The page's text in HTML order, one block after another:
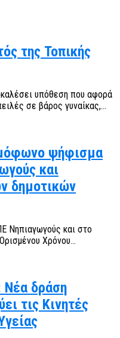
της Τοπικής
υπόθεση που αφορά
σε βάρος γυναίκας,...
ψήφισμα
και
δημοτικών
Νηπιαγωγούς και στο
Χρόνου...
Νέα δράση
τις Κινητές